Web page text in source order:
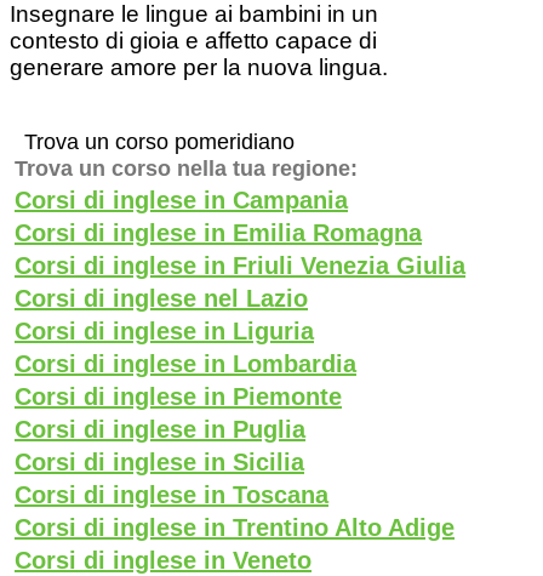
Insegnare le lingue ai bambini in un
contesto di gioia e affetto capace di
generare amore per la nuova lingua.
Trova un corso pomeridiano
Trova un corso nella tua regione:
Corsi di inglese in Campania
Corsi di inglese in Emilia Romagna
Corsi di inglese in Friuli Venezia Giulia
Corsi di inglese nel Lazio
Corsi di inglese in Liguria
Corsi di inglese in Lombardia
Corsi di inglese in Piemonte
Corsi di inglese in Puglia
Corsi di inglese in Sicilia
Corsi di inglese in Toscana
Corsi di inglese in Trentino Alto Adige
Corsi di inglese in Veneto